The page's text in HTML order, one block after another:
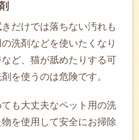
だけでは落ちない汚れも
洗剤などを使いたくなり
ど、猫が舐めたりする可
を使うのは危険です。
も大丈夫なペット用の洗
を使用して安全にお掃除